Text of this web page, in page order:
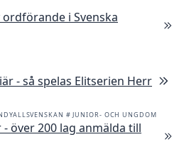
i Svenska
- så spelas Elitserien Herr
# JUNIOR- OCH UNGDOM
över 200 lag anmälda till